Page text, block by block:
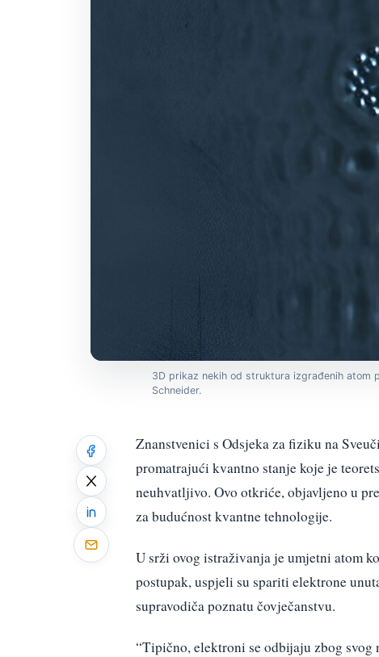
3D prikaz nekih od struktura izgrađenih atom
Schneider.
Znanstvenici s Odsjeka za fiziku na
promatrajući kvantno stanje koje je
neuhvatljivo. Ovo otkriće, objavljeno u
za budućnost kvantne tehnologije.
U srži ovog istraživanja je umjetni atom
postupak, uspjeli su spariti elektrone
supravodiča poznatu čovječanstvu.
“Tipično, elektroni se odbijaju zbog svog